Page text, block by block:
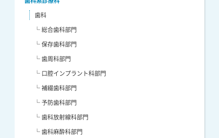
歯科
└ 総合歯科部門
└ 保存歯科部門
└ 歯周科部門
└ 口腔インプラント科部門
└ 補綴歯科部門
└ 予防歯科部門
└ 歯科放射線科部門
└ 歯科麻酔科部門